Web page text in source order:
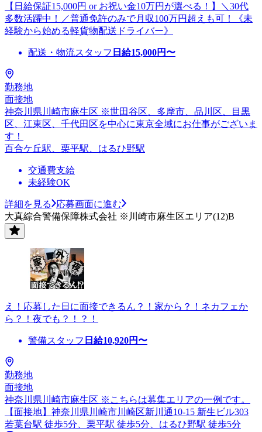
【日給保証15,000円 or お祝い金10万円が選べる！】＼30代
多数活躍中！／普通免許のみで月収100万円超えも可！《未
経験から始める軽貨物配送ドライバー》
配送・物流スタッフ 日給15,000円〜
勤務地
面接地
神奈川県川崎市麻生区 ※世田谷区、多摩市、品川区、目黒
区、江東区、千代田区を中心に東京全域にお仕事がございま
す！
百合ケ丘駅、栗平駅、はるひ野駅
交通費支給
未経験OK
詳細を見る
応募画面に進む
大真綜合警備保障株式会社 ※川崎市麻生区エリア(12)B
え！応募した日に面接できるん？！家から？！ネカフェか
ら？！夜でも？！？！
警備スタッフ 日給10,920円〜
勤務地
面接地
神奈川県川崎市麻生区 ※こちらは募集エリアの一例です。
【面接地】神奈川県川崎市川崎区新川通10-15 新生ビル303
若葉台駅 徒歩5分、栗平駅 徒歩5分、はるひ野駅 徒歩5分